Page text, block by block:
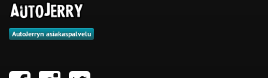
AutoJerryn asiakaspalvelu